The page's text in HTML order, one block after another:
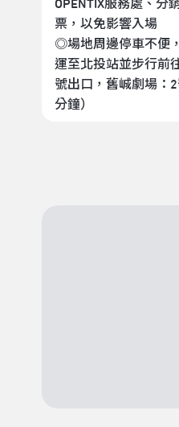
OPENTIX服務處、分
票，以免影響入場
◎場地周邊停車不便
運至北投站並步行前
號出口，舊峸劇場：
分鐘）